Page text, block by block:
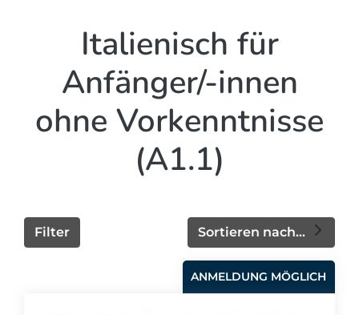
Italienisch für
Anfänger/-innen
ohne Vorkenntnisse
(A1.1)
Sortieren nach...
Filter
ANMELDUNG MÖGLICH